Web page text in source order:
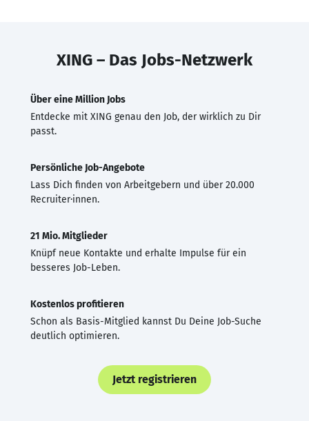
XING – Das Jobs-Netzwerk
Über eine Million Jobs
Entdecke mit XING genau den Job, der wirklich zu Dir
passt.
Persönliche Job-Angebote
Lass Dich finden von Arbeitgebern und über 20.000
Recruiter·innen.
21 Mio. Mitglieder
Knüpf neue Kontakte und erhalte Impulse für ein
besseres Job-Leben.
Kostenlos profitieren
Schon als Basis-Mitglied kannst Du Deine Job-Suche
deutlich optimieren.
Jetzt registrieren